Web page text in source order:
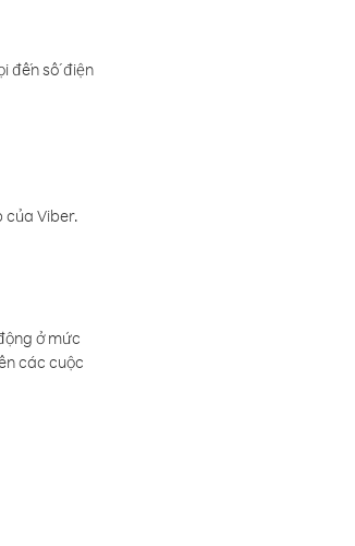
đến số điện
của Viber.
ở mức
các cuộc